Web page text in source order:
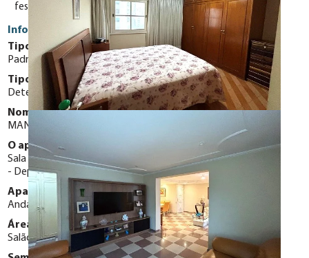
festas amplo e elegante.
Informações Gerais
Tipo do Apartamento:
Padrão
Tipo de Vaga:
Determinadas
Nome do condomínio:
MANSÃO ORLANDINA RUDGE RAMOS
O apartamento possui:
Sala de Jantar Sala de Estar
Área de serviço
Dependência de empregados Aquecimento a Gás
Apartamento Localizado em:
Andar Alto
Área de Lazer:
Salão de Festas
Jardins